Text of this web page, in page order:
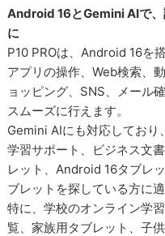
Android 16とGemini AIで、
に
P10 PROは、Android 16を
アプリの操作、Web検索、
ョッピング、SNS、メール
スムーズに行えます。
Gemini AIにも対応しており
学習サポート、ビジネス文
レット、Android 16タブレ
ブレットを探している方に
特に、学校のオンライン学
覧、家族用タブレット、子